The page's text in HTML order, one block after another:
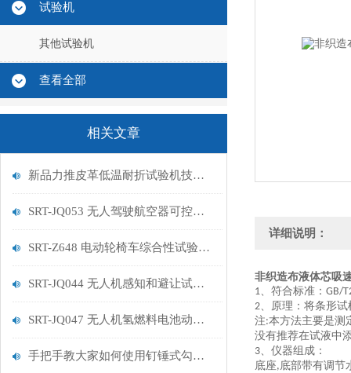
试验机
其他试验机
查看全部
相关文章
新品力推皮革低温耐折试验机技术讲解
SRT-JQ053 无人驾驶航空器可控性试验机的特点有哪些
SRT-Z648 电动轮椅车综合性试验机的简单介绍
SRT-JQ044 无人机感知和避让试验机的简单介绍
SRT-JQ047 无人机氢燃料电池动力系统试验机用途有哪些 符合标准
手把手教大家如何使用钉锤式勾丝性测试机
详细说明：
非织造布液体芯吸
1、符合标准： GB/
2、原理： 将条形试
注:本方法主要是测
没有推荐在试液中
3、 仪器组成：
底座,底部带有调节